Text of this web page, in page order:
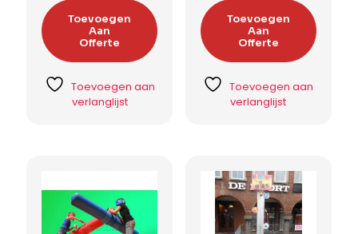
Toevoegen
Aan
Offerte
Toevoegen aan
verlanglijst
Toevoegen
Aan
Offerte
Toevoegen aan
verlanglijst